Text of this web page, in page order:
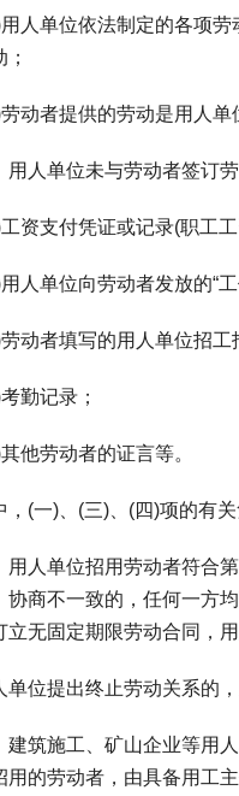
单位依法制定的各项劳
者提供的劳动是用人单
单位未与劳动者签订劳
支付凭证或记录(职工工
单位向劳动者发放的“工
者填写的用人单位招工招
记录；
劳动者的证言等。
一)、(三)、(四)项的有关
单位招用劳动者符合第
协商不一致的，任何一方
立无固定期限劳动合同，用
提出终止劳动关系的，
施工、矿山企业等用人
用的劳动者，由具备用工